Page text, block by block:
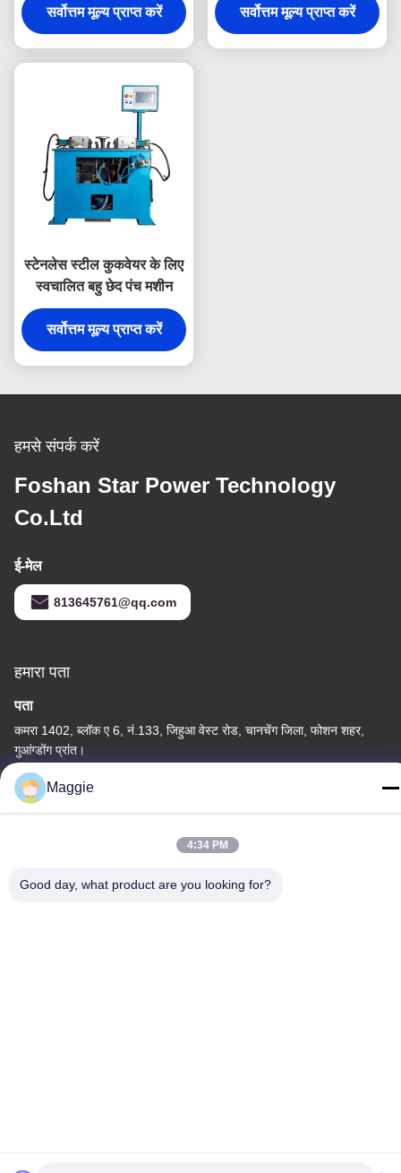
सर्वोत्तम मूल्य प्राप्त करें
सर्वोत्तम मूल्य प्राप्त करें
स्टेनलेस स्टील कुकवेयर के लिए
स्वचालित बहु छेद पंच मशीन
सर्वोत्तम मूल्य प्राप्त करें
हमसे संपर्क करें
Foshan Star Power Technology
Co.Ltd
ई-मेल
813645761@qq.com
हमारा पता
पता
कमरा 1402, ब्लॉक ए 6, नं.133, जिहुआ वेस्ट रोड, चानचेंग जिला, फोशन शहर,
गुआंग्डोंग प्रांत।
टेलीफोन
86-13342999029
Maggie
4:34 PM
Good day, what product are you looking for?